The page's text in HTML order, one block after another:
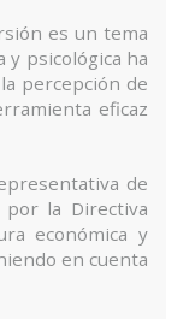
es un tema
y psicológica ha
percepción de
eficaz
de
la Directiva
económica y
en cuenta